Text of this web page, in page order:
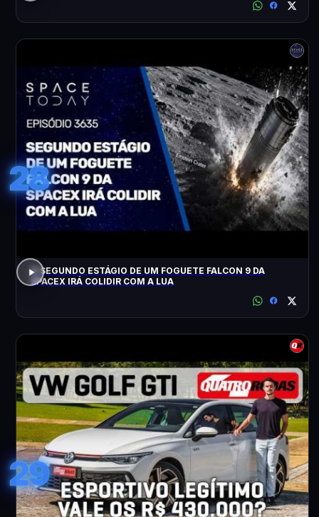
28
O SEGUNDO ESTÁGIO DE UM FOGUETE FALCON 9 DA
SPACEX IRÁ COLIDIR COM A LUA
29